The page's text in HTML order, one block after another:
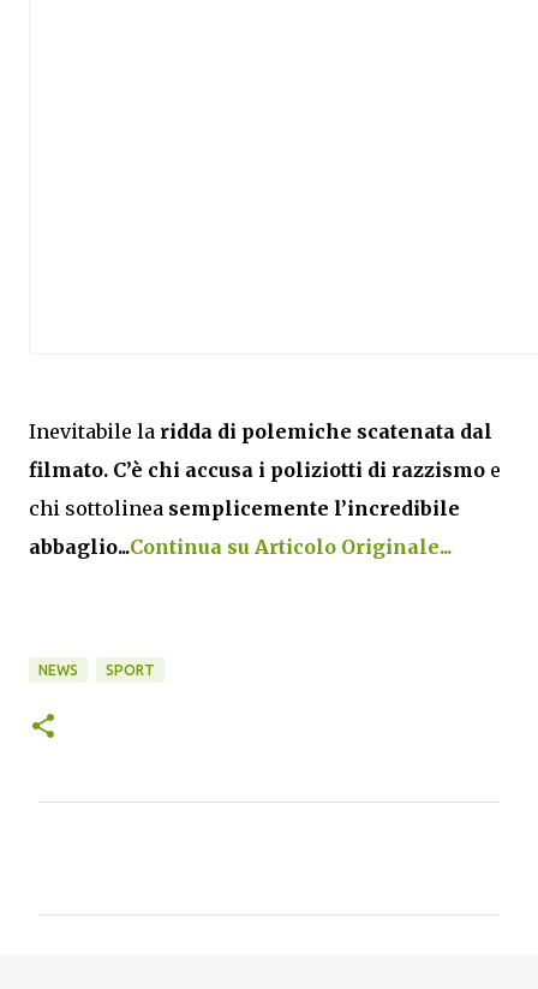
Inevitabile la ridda di polemiche scatenata dal
filmato. C’è chi accusa i poliziotti di razzismo e
chi sottolinea semplicemente l’incredibile
abbaglio...Continua su Articolo Originale...
NEWS SPORT